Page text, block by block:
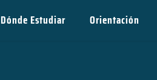
Dónde Estudiar Orientación